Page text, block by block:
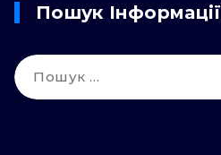
Пошук Інформації
Пошук: